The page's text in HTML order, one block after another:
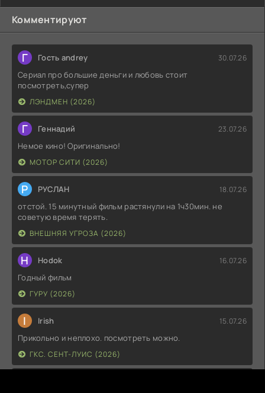
Комментируют
Г Гость andrey 30.07.26
Сериал про большие деньги и любовь стоит
посмотреть,супер
ЛЭНДМЕН (2026)
Г Геннадий 23.07.26
Немое кино! Оригинально!
МОТОР СИТИ (2026)
Р РУСЛАН 18.07.26
отстой. 15 минутный фильм растянули на 1ч30мин. не
советую время терять.
ВНЕШНЯЯ УГРОЗА (2026)
H Hodok 16.07.26
Годный фильм
ГУРУ (2026)
I Irish 15.07.26
Прикольно и неплохо. посмотреть можно.
ГКС. СЕНТ-ЛУИС (2026)